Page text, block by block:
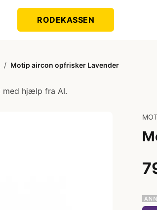
RODEKASSEN
/ Motip aircon opfrisker Lavender
med hjælp fra AI.